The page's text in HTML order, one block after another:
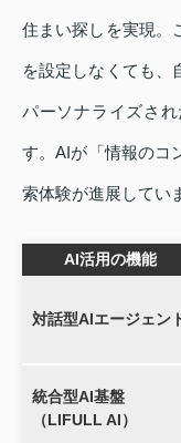
住まい探しを実現。
を設定しなくても、
パーソナライズさ
す。AIが「情報のコ
索体験が進展してい
AI活用の機能
対話型AIエージェン
統合型AI基盤
（LIFULL AI）